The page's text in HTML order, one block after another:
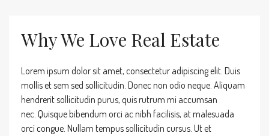
Why We Love Real Estate
Lorem ipsum dolor sit amet, consectetur adipiscing elit. Duis
mollis et sem sed sollicitudin. Donec non odio neque. Aliquam
hendrerit sollicitudin purus, quis rutrum mi accumsan
nec. Quisque bibendum orci ac nibh facilisis, at malesuada
orci congue. Nullam tempus sollicitudin cursus. Ut et